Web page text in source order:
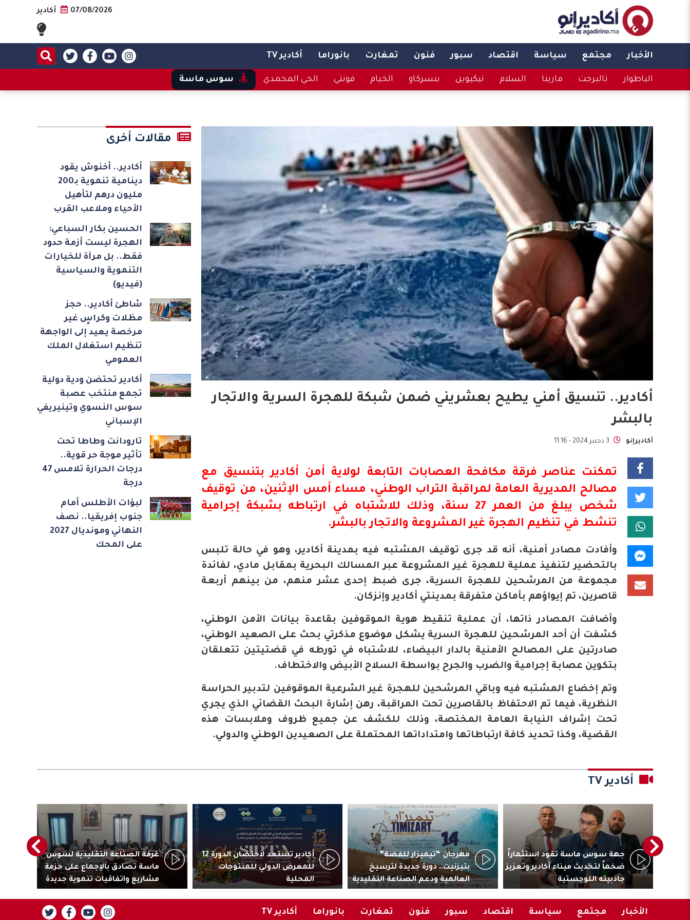
07/08/2026 أكادير
الأخبار مجتمع سياسة اقتصاد سبور فنون تمغارت بانوراما أكادير TV
الباطوار تالبرجت مارينا السلام تيكيوين بنسركاو الخيام فونتي الحي المحمدي سوس ماسة
أكادير.. تنسيق أمني يطيح بعشريني ضمن شبكة للهجرة السرية والاتجار
بالبشر
أكاديرإنو 3 دجنبر 2024 - 11:16
تمكنت عناصر فرقة مكافحة العصابات التابعة لولاية أمن أكاديربتنسيق مع
مصالح المديرية العامة لمراقبة التراب الوطني، مساء أمس الإثنين، من توقيف
شخص يبلغ من العمر 27 سنة، وذلك للاشتباه في ارتباطه بشبكة إجرامية
تنشط في تنظيم الهجرة غير المشروعة والاتجار بالبشر.
وأفادت مصادر أمنية، أنه قد جرى توقيف المشتبه فيه بمدينة أكادير، وهو في حالة تلبس
بالتحضير لتنفيذ عملية للهجرة غير المشروعة عبر المسالك البحرية بمقابل مادي، لفائدة
مجموعة من المرشحين للهجرة السرية، جرى ضبط إحدى عشر منهم، من بينهم أربعة
قاصرين، تم إيواؤهم بأماكن متفرقة بمدينتي أكادير وإنزكان.
وأضافت المصادر ذاتها، أن عملية تنقيط هوية الموقوفين بقاعدة بيانات الأمن الوطني،
كشفت أن أحد المرشحين للهجرة السرية يشكل موضوع مذكرتي بحث على الصعيد الوطني،
صادرتين على المصالح الأمنية بالدار البيضاء، للاشتباه في تورطه في قضتيتين تتعلقان
بتكوين عصابة إجرامية والضرب والجرح بواسطة السلاح الأبيض والاختطاف.
وتم إخضاع المشتبه فيه وباقي المرشحين للهجرة غير الشرعية الموقوفين لتدبير الحراسة
النظرية، فيما تم الاحتفاظ بالقاصرين تحت المراقبة، رهن إشارة البحث القضائي الذي يجري
تحت إشراف النيابة العامة المختصة، وذلك للكشف عن جميع ظروف وملابسات هذه
القضية، وكذا تحديد كافة ارتباطاتها وامتداداتها المحتملة على الصعيدين الوطني والدولي.
مقالات أخرى
أكادير.. أخنوش يقود
دينامية تنموية بـ200
مليون درهم لتأهيل
الأحياء وملاعب القرب
الحسين بكار السباعي:
الهجرة ليست أزمة حدود
فقط.. بل مرآة للخيارات
التنموية والسياسية
(فيديو)
شاطئ أكادير.. حجز
مظلات وكراسٍ غير
مرخصة يعيد إلى الواجهة
تنظيم استغلال الملك
العمومي
أكادير تحتضن ودية دولية
تجمع منتخب عصبة
سوس النسوي وتينيريفي
الإسباني
تارودانت وطاطا تحت
تأثير موجة حر قوية..
درجات الحرارة تلامس 47
درجة
لبؤات الأطلس أمام
جنوب إفريقيا.. نصف
النهائي ومونديال 2027
على المحك
أكادير TV
جهة سوس ماسة تقود استثماراً
ضخماً لتحديث ميناء أكادير وتعزيز
جاذبيته اللوجستية
مهرجان “تيميزار للفضة”
بتيزنيت.. دورة جديدة لترسيخ
العالمية ودعم الصناعة التقليدية
أكادير تستعد لاحتضان الدورة 12
للمعرض الدولي للمنتوجات
المحلية
غرفة الصناعة التقليدية لسوس
ماسة تصادق بالإجماع على حزمة
مشاريع واتفاقيات تنموية جديدة
الأخبار مجتمع سياسة اقتصاد سبور فنون تمغارت بانوراما أكادير TV